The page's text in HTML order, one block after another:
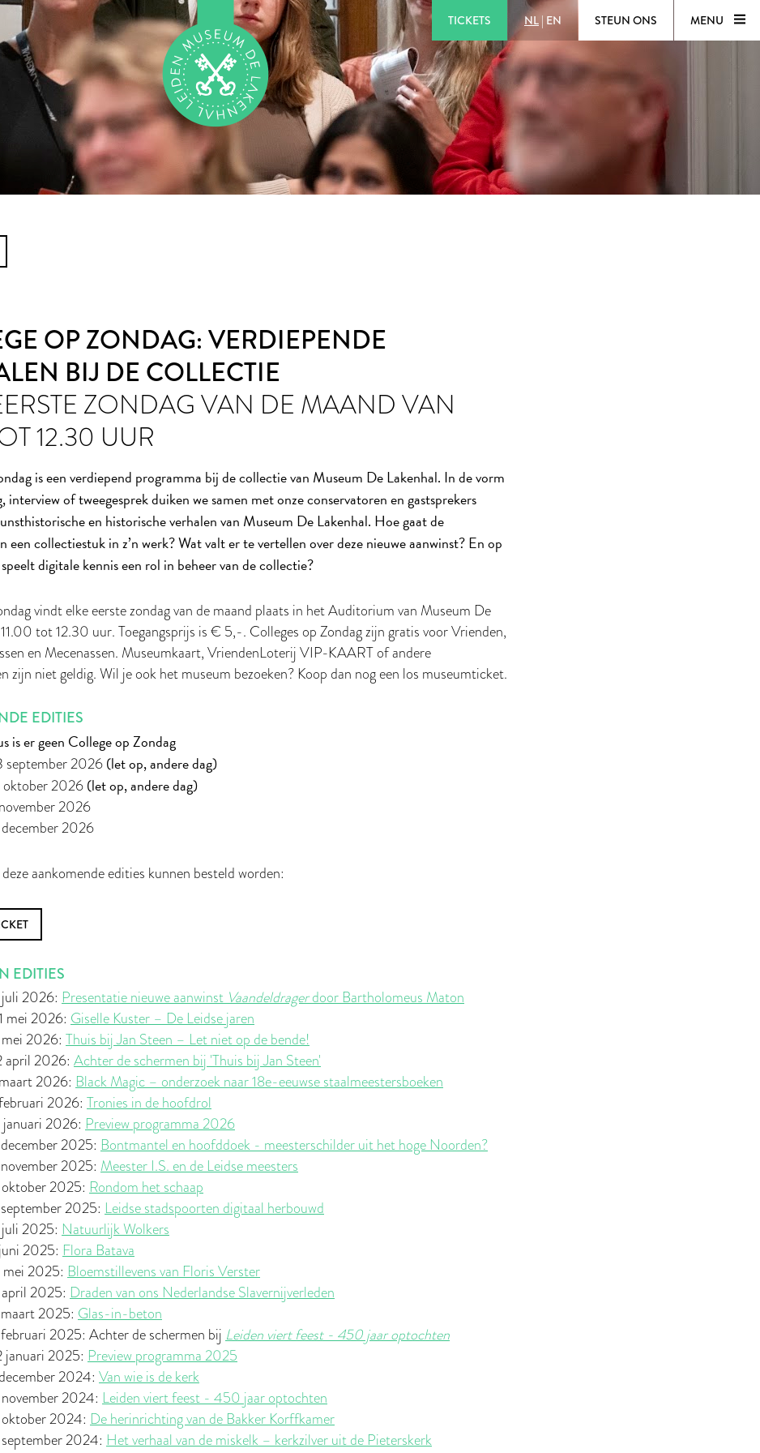
TICKETS NL | EN STEUN ONS MENU
OP ZONDAG: VERDIEPENDE
BIJ DE COLLECTIE
ZONDAG VAN DE MAAND VAN
12.30 UUR
is een verdiepend programma bij de collectie van Museum De Lakenhal. In de vorm
interview of tweegesprek duiken we samen met onze conservatoren en gastsprekers
en historische verhalen van Museum De Lakenhal. Hoe gaat de
een collectiestuk in z’n werk? Wat valt er te vertellen over deze nieuwe aanwinst? En op
digitale kennis een rol in beheer van de collectie?
vindt elke eerste zondag van de maand plaats in het Auditorium van Museum De
tot 12.30 uur. Toegangsprijs is € 5,-. Colleges op Zondag zijn gratis voor Vrienden,
en Mecenassen. Museumkaart, VriendenLoterij VIP-KAART of andere
zijn niet geldig. Wil je ook het museum bezoeken? Koop dan nog een los museumticket.
EDITIES
is er geen College op Zondag
september 2026(let op, andere dag)
oktober 2026(let op, andere dag)
2026
2026
aankomende edities kunnen besteld worden:
EDITIES
2026: Presentatie nieuwe aanwinst Vaandeldragerdoor Bartholomeus Maton
mei 2026: Giselle Kuster – De Leidse jaren
2026: Thuis bij Jan Steen – Let niet op de bende!
april 2026: Achter de schermen bij 'Thuis bij Jan Steen'
2026: Black Magic – onderzoek naar 18e-eeuwse staalmeestersboeken
2026: Tronies in de hoofdrol
januari 2026: Preview programma 2026
2025: Bontmantel en hoofddoek - meesterschilder uit het hoge Noorden?
2025: Meester I.S. en de Leidse meesters
2025: Rondom het schaap
2025: Leidse stadspoorten digitaal herbouwd
2025: Natuurlijk Wolkers
2025: Flora Batava
mei 2025: Bloemstillevens van Floris Verster
2025: Draden van ons Nederlandse Slavernijverleden
2025: Glas-in-beton
2025: Achter de schermen bij Leiden viert feest - 450 jaar optochten
januari 2025: Preview programma 2025
2024: Van wie is de kerk
2024: Leiden viert feest - 450 jaar optochten
2024: De herinrichting van de Bakker Korffkamer
2024: Het verhaal van de miskelk – kerkzilver uit de Pieterskerk